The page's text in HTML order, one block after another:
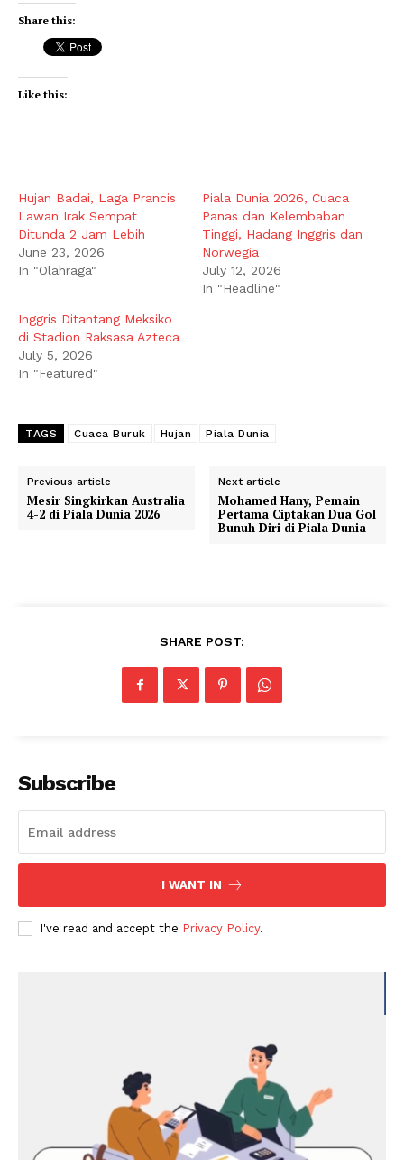
Share this:
Like this:
Hujan Badai, Laga Prancis
Lawan Irak Sempat
Ditunda 2 Jam Lebih
June 23, 2026
In "Olahraga"
Piala Dunia 2026, Cuaca
Panas dan Kelembaban
Tinggi, Hadang Inggris dan
Norwegia
July 12, 2026
In "Headline"
Inggris Ditantang Meksiko
di Stadion Raksasa Azteca
July 5, 2026
In "Featured"
TAGS Cuaca Buruk Hujan Piala Dunia
Previous article
Mesir Singkirkan Australia
4-2 di Piala Dunia 2026
Next article
Mohamed Hany, Pemain
Pertama Ciptakan Dua Gol
Bunuh Diri di Piala Dunia
SHARE POST:
Subscribe
I WANT IN
I've read and accept the Privacy Policy.